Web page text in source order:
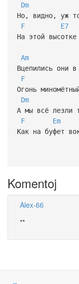
Dm
Но, видно, уж
F
E7
На этой высотке
Am
Вцепились они
F
Огонь
Dm
А мы всё лезли
F
Em
Как на буфет
Komentoj
Alex-66
**